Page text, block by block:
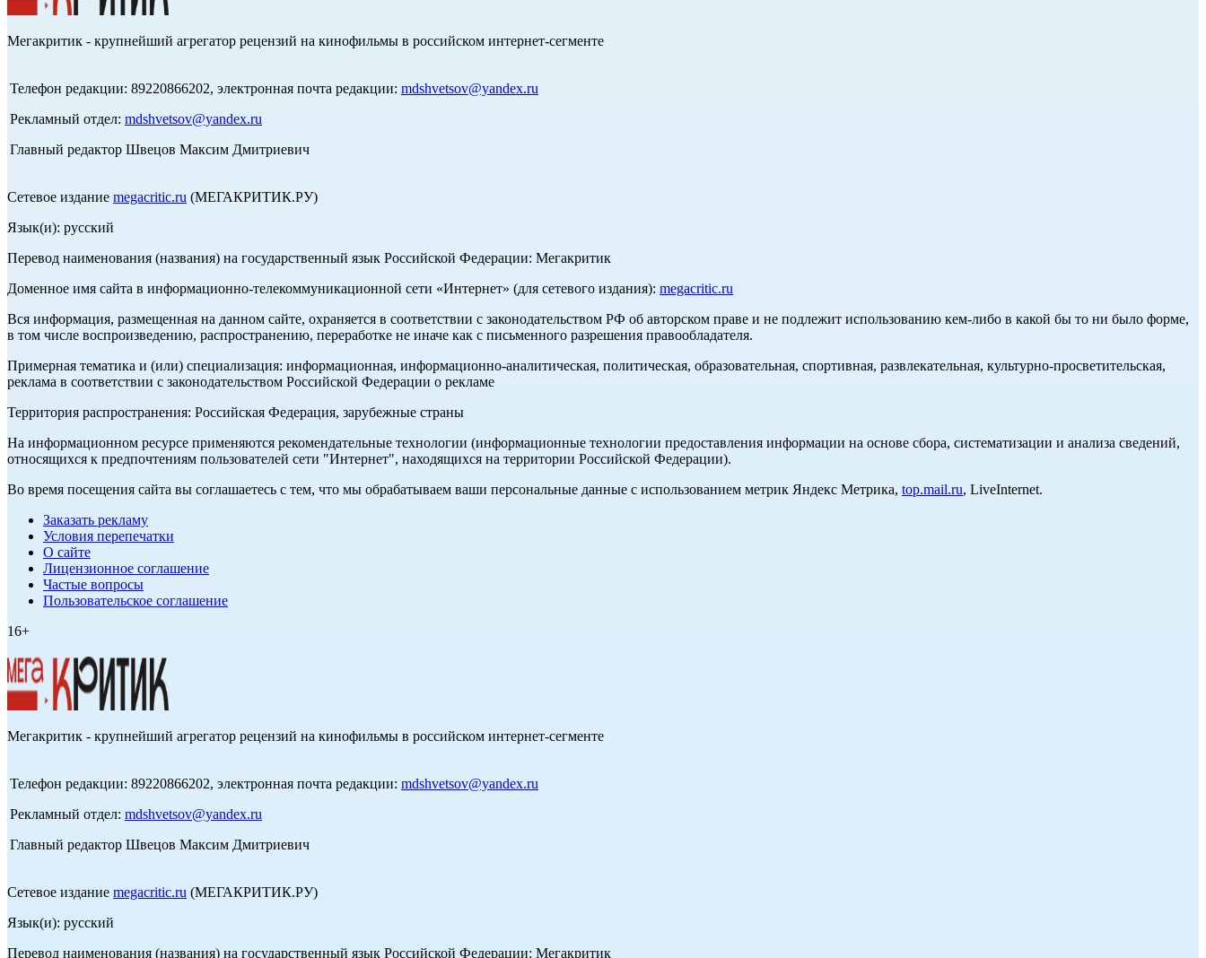
Мегакритик - крупнейший агрегатор рецензий на кинофильмы в российском интернет-сегменте
Телефон редакции: 89220866202, электронная почта редакции: mdshvetsov@yandex.ru
Рекламный отдел: mdshvetsov@yandex.ru
Главный редактор Швецов Максим Дмитриевич
Сетевое издание megacritic.ru (МЕГАКРИТИК.РУ)
Язык(и): русский
Перевод наименования (названия) на государственный язык Российской Федерации: Мегакритик
Доменное имя сайта в информационно-телекоммуникационной сети «Интернет» (для сетевого издания): megacritic.ru
Вся информация, размещенная на данном сайте, охраняется в соответствии с законодательством РФ об авторском праве и не подлежит использованию кем-либо в какой бы то ни было форме,
в том числе воспроизведению, распространению, переработке не иначе как с письменного разрешения правообладателя.
Примерная тематика и (или) специализация: информационная, информационно-аналитическая, политическая, образовательная, спортивная, развлекательная, культурно-просветительская,
реклама в соответствии с законодательством Российской Федерации о рекламе
Территория распространения: Российская Федерация, зарубежные страны
На информационном ресурсе применяются рекомендательные технологии (информационные технологии предоставления информации на основе сбора, систематизации и анализа сведений,
относящихся к предпочтениям пользователей сети "Интернет", находящихся на территории Российской Федерации).
Во время посещения сайта вы соглашаетесь с тем, что мы обрабатываем ваши персональные данные с использованием метрик Яндекс Метрика, top.mail.ru, LiveInternet.
Заказать рекламу
Условия перепечатки
О сайте
Лицензионное соглашение
Частые вопросы
Пользовательское соглашение
16+
Мегакритик - крупнейший агрегатор рецензий на кинофильмы в российском интернет-сегменте
Телефон редакции: 89220866202, электронная почта редакции: mdshvetsov@yandex.ru
Рекламный отдел: mdshvetsov@yandex.ru
Главный редактор Швецов Максим Дмитриевич
Сетевое издание megacritic.ru (МЕГАКРИТИК.РУ)
Язык(и): русский
Перевод наименования (названия) на государственный язык Российской Федерации: Мегакритик